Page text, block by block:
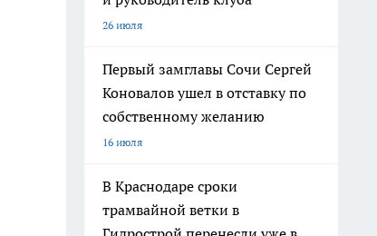
26 июля
Первый замглавы Сочи Сергей
Коновалов ушел в отставку по
собственному желанию
16 июля
В Краснодаре сроки
трамвайной ветки в